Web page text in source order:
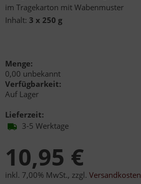
im Tragekarton mit Wabenmuster
Inhalt: 3 x 250 g
Menge:
0,00 unbekannt
Verfügbarkeit:
Auf Lager
Lieferzeit:
3-5 Werktage
10,95 €
inkl. 7,00% MwSt., zzgl. Versandkosten